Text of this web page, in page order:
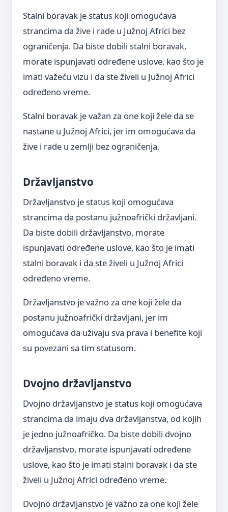
Stalni boravak je status koji omogućava
strancima da žive i rade u Južnoj Africi bez
ograničenja. Da biste dobili stalni boravak,
morate ispunjavati određene uslove, kao što je
imati važeću vizu i da ste živeli u Južnoj Africi
određeno vreme.
Stalni boravak je važan za one koji žele da se
nastane u Južnoj Africi, jer im omogućava da
žive i rade u zemlji bez ograničenja.
Državljanstvo
Državljanstvo je status koji omogućava
strancima da postanu južnoafrički državljani.
Da biste dobili državljanstvo, morate
ispunjavati određene uslove, kao što je imati
stalni boravak i da ste živeli u Južnoj Africi
određeno vreme.
Državljanstvo je važno za one koji žele da
postanu južnoafrički državljani, jer im
omogućava da uživaju sva prava i benefite koji
su povezani sa tim statusom.
Dvojno državljanstvo
Dvojno državljanstvo je status koji omogućava
strancima da imaju dva državljanstva, od kojih
je jedno južnoafričko. Da biste dobili dvojno
državljanstvo, morate ispunjavati određene
uslove, kao što je imati stalni boravak i da ste
živeli u Južnoj Africi određeno vreme.
Dvojno državljanstvo je važno za one koji žele